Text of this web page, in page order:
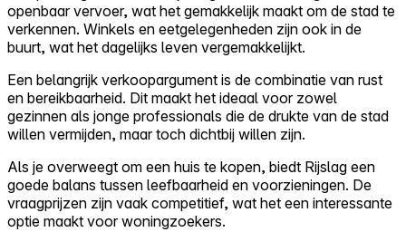
Probeer Walter gratis
openbaar vervoer, wat het gemakkelijk maakt om de stad te
verkennen. Winkels en eetgelegenheden zijn ook in de
buurt, wat het dagelijks leven vergemakkelijkt.
Een belangrijk verkoopargument is de combinatie van rust
en bereikbaarheid. Dit maakt het ideaal voor zowel
gezinnen als jonge professionals die de drukte van de stad
willen vermijden, maar toch dichtbij willen zijn.
Als je overweegt om een huis te kopen, biedt Rijslag een
goede balans tussen leefbaarheid en voorzieningen. De
vraagprijzen zijn vaak competitief, wat het een interessante
optie maakt voor woningzoekers.